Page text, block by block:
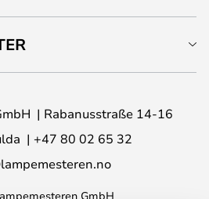
Rabanusstraße 14-16
+47 80 02 65 32
GmbH